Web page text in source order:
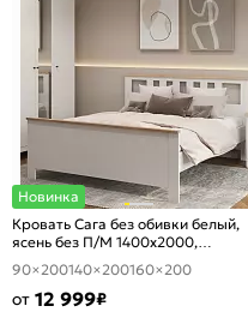
Новинка
Кровать Сага без обивки белый,
ясень без П/М 1400x2000,
ортопедическое основание,
изголовье жесткое
90×200140×200160×200
от 12 999₽